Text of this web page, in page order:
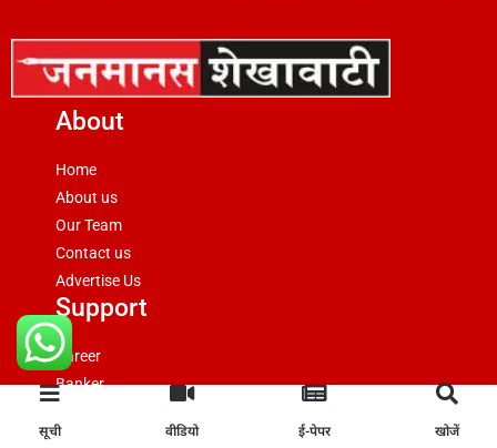
सूची वीडियो ई-पेपर खोजें
About
Home
About us
Our Team
Contact us
Advertise Us
Support
Career
Banker
Legal